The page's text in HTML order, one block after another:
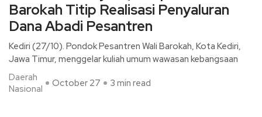
Barokah Titip Realisasi Penyaluran
Dana Abadi Pesantren
Kediri (27/10). Pondok Pesantren Wali Barokah, Kota Kediri,
Jawa Timur, menggelar kuliah umum wawasan kebangsaan
Daerah
Nasional
October 27 3 min read